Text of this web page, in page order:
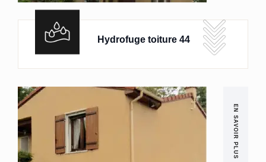
Hydrofuge toiture 44
EN SAVOIR PLUS